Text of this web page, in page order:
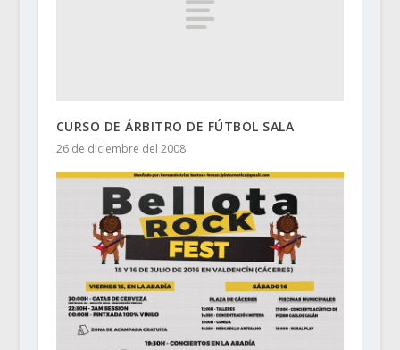
CURSO DE ÁRBITRO DE FÚTBOL SALA
26 de diciembre del 2008